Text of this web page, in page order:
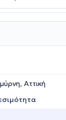
Αττική